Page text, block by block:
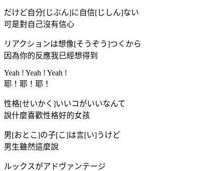
だけど自分[じぶん]に自信[じしん]ない
可是對自己沒有信心
リアクションは想像[そうぞう]つくから
因為你的反應我已經想得到
Yeah ! Yeah ! Yeah !
耶！耶！耶！
性格[せいかく]いいコがいいなんて
說什麼喜歡性格好的女孩
男[おとこ]の子[こ]は言[い]うけど
男生雖然這麼說
ルックスがアドヴァンテージ